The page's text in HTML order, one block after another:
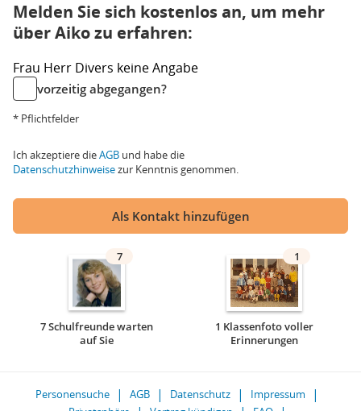
Melden Sie sich kostenlos an, um mehr
über Aiko zu erfahren:
Frau Herr Divers keine Angabe
vorzeitig abgegangen?
* Pflichtfelder
Ich akzeptiere dieAGB und habe die
Datenschutzhinweisezur Kenntnis genommen.
Als Kontakt hinzufügen
7
7 Schulfreunde warten
auf Sie
1
1 Klassenfoto voller
Erinnerungen
Personensuche AGB Datenschutz
Impressum